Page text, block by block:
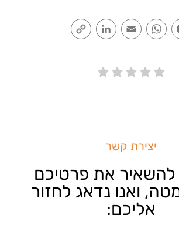
Facebook
WhatsApp
Email
LinkedIn
יצירת קשר
להשאיר את פרטיכם
ואנו נדאג לחזור
אליכם: